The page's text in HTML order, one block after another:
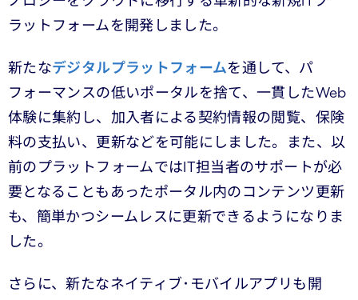
ラットフォームを開発しました。
新たなデジタルプラットフォームを通して、パ
フォーマンスの低いポータルを捨て、一貫したWeb
体験に集約し、加入者による契約情報の閲覧、保険
料の支払い、更新などを可能にしました。また、以
前のプラットフォームではIT担当者のサポートが必
要となることもあったポータル内のコンテンツ更新
も、簡単かつシームレスに更新できるようになりま
した。
さらに、新たなネイティブ･モバイルアプリも開